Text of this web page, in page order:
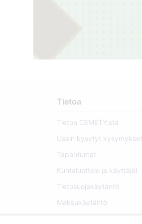
Tietoa
Tietoa CEMETY:stä
Usein kysytyt kysymykset
Tapahtumat
Kuntaluettelo ja käyttäjät
Tietosuojakäytäntö
Maksukäytäntö